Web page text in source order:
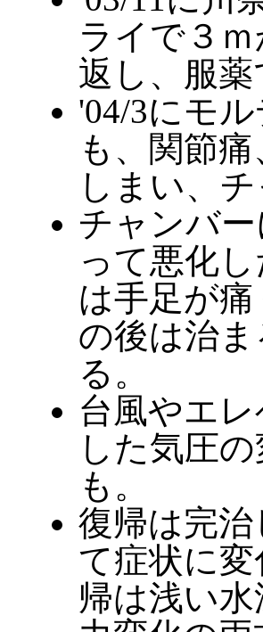
ライで３
返し、服薬
'04/3にモ
も、関節
しまい、
チャンバ
って悪化
は手足が
の後は治
る。
台風やエ
した気圧
も。
復帰は完
て症状に
帰は浅い